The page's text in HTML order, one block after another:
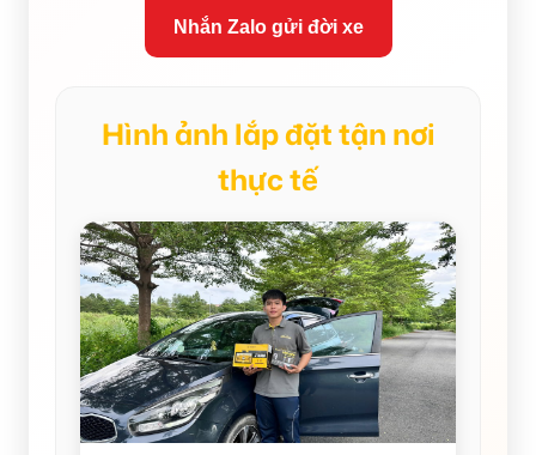
Nhắn Zalo gửi đời xe
Hình ảnh lắp đặt tận nơi
thực tế